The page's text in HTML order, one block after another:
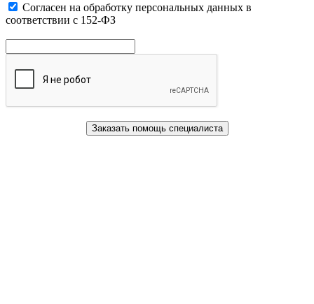
Cогласен на обработку персональных данных в
соответствии с 152-ФЗ
Заказать помощь специалиста